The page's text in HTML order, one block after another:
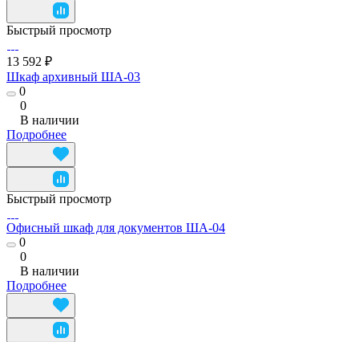
Быстрый просмотр
13 592 ₽
Шкаф архивный ША-03
0
0
В наличии
Подробнее
Быстрый просмотр
Офисный шкаф для документов ША-04
0
0
В наличии
Подробнее